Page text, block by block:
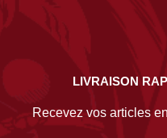
LIVRAISON
Recevez vos articles